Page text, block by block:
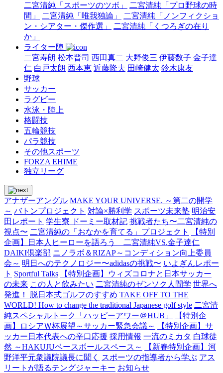
二宮清純「スポーツのツボ」
二宮清純「プロ野球の時
間」
二宮清純「唯我独論」
二宮清純「ノンフィクショ
ン・シアター・傑作選」
二宮清純「くつろぎの在り
か」
ライター陣
二宮寿朗 松本晋司 西田真二 大野俊三 伊藤数子 金子達
仁 白戸太朗 西本恵 近藤隆夫 田崎健太 鈴木康友
野球
サッカー
ラグビー
水泳・陸上
格闘技
五輪競技
パラ競技
その他スポーツ
FORZA EHIME
独立リーグ
アナザーアングル MAKE YOUR UNIVERSE. ～第二の開学
～ バトンプロジェクト 対論×勝利学 スポーツ未来塾 明治安
田レポート 学生寮 ドーミー取材記 挑戦者たち〜二宮清純の
視点〜 二宮清純の「おなかを育てる」プロジェクト
【特別
企画】日本人ヒーローを語ろう 二宮清純VS.金子達仁
DAIKI倶楽部 ニノラボ＆RIZAP～コンディション向上委員
会～ 明日へのテクノロジー〜adidasの挑戦〜 いよぎんレポー
ト Sportful Talks
【特別企画】ウィズコロナと日本サッカー
の未来 この人と飲みたい 二宮清純のゼンソク人間学 世界へ
発進！ 脱日本式ゴルフのすすめ TAKE OFF TO THE
WORLD! How to change the traditional Japanese golf style 二宮清
純スペシャルトーク「ハッピーアワー＠HUB」
【特別企
画】ロシアＷ杯展望～サッカー緊急会議～
【特別企画】サ
ッカー日本代表への辛口応援 採用情報 一流のミカタ 白球徒
然 ～HAKUJUベースボールスペース～
【新春特別企画】河
野洋平元衆議院議長に聞く
スポーツの指導者から学ぶ アス
リートが語るテングジャーキー お知らせ